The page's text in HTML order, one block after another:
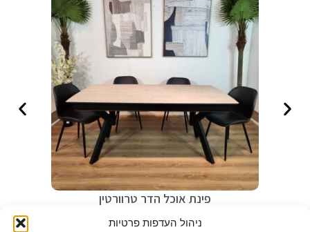
ניהול העדפות פרטיות
פינת אוכל הדר טרוורטין